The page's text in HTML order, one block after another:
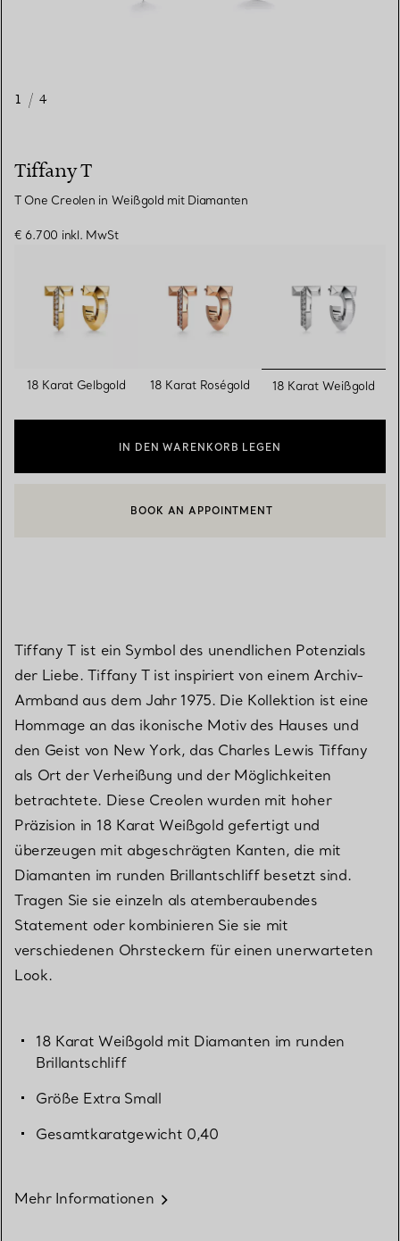
1 / 4
Tiffany T
T One Creolen in Weißgold mit Diamanten
€ 6.700 inkl. MwSt
18 Karat Gelbgold 18 Karat Roségold 18 Karat Weißgold
IN DEN WARENKORB LEGEN
EINEN KUNDENBERATER KONTAKTIEREN ODER EINEN
BOOK AN APPOINTMENT
Tiffany T ist ein Symbol des unendlichen Potenzials
der Liebe. Tiffany T ist inspiriert von einem Archiv-
Armband aus dem Jahr 1975. Die Kollektion ist eine
Hommage an das ikonische Motiv des Hauses und
den Geist von New York, das Charles Lewis Tiffany
als Ort der Verheißung und der Möglichkeiten
betrachtete. Diese Creolen wurden mit hoher
Präzision in 18 Karat Weißgold gefertigt und
überzeugen mit abgeschrägten Kanten, die mit
Diamanten im runden Brillantschliff besetzt sind.
Tragen Sie sie einzeln als atemberaubendes
Statement oder kombinieren Sie sie mit
verschiedenen Ohrsteckern für einen unerwarteten
Look.
18 Karat Weißgold mit Diamanten im runden
Brillantschliff
Größe Extra Small
Gesamtkaratgewicht 0,40
Mehr Informationen